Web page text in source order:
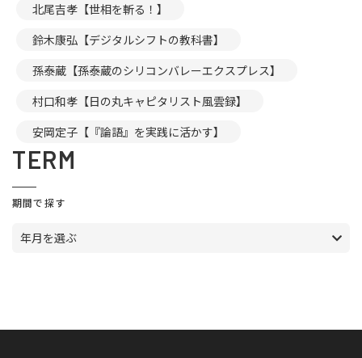
北尾吉孝【世相を斬る！】
鈴木康弘【デジタルシフトの教科書】
孫泰蔵【孫泰蔵のシリコンバレーエクスプレス】
村口和孝【日の丸キャピタリスト風雲録】
安岡定子【『論語』を実践に活かす】
TERM
期間で探す
年月を選ぶ